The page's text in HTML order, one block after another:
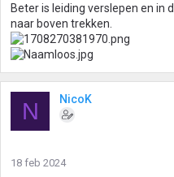
Beter is leiding verslepen en in
naar boven trekken.
N NicoK
18 feb 2024